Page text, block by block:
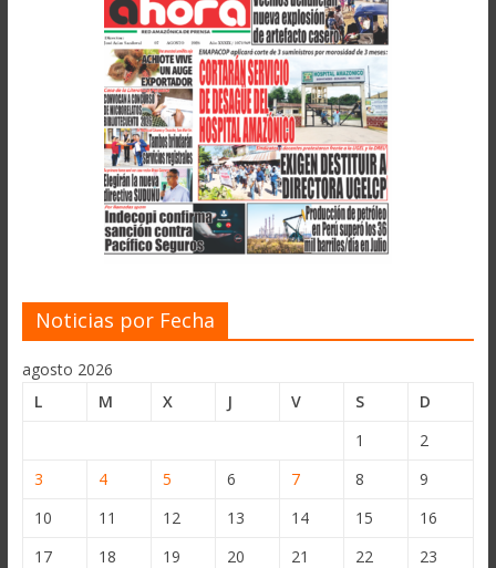
Noticias por Fecha
agosto 2026
L
M X J V S
D
1
2
3
4 5 6 7 8
9
10
11 12 13 14 15
16
17
18 19 20 21 22
23